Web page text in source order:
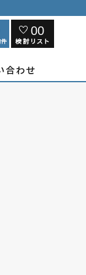
00